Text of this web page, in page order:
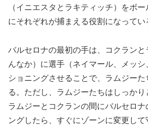
（イニエスタとラキティッチ）をボ
にそれぞれが捕まえる役割になってい
バルセロナの最初の手は、コクランと
んなか）に選手（ネイマール、メッ
ショニングさせることで、ラムジー
る。ただし、ラムジーたちはしっかり
ラムジーとコクランの間にバルセロ
ングしたら、すぐにゾーンに変更し